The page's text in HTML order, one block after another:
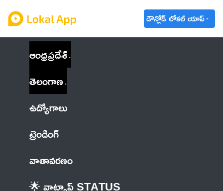
డౌన్లోడ్ లోకల్ యాప్
ఆంధ్రప్రదేశ్
తెలంగాణ
ఉద్యోగాలు
ట్రెండింగ్
వాతావరణం
🌟 వాట్సాప్ STATUS